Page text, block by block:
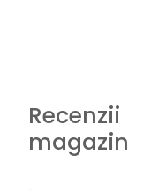
Recenzii
magazin